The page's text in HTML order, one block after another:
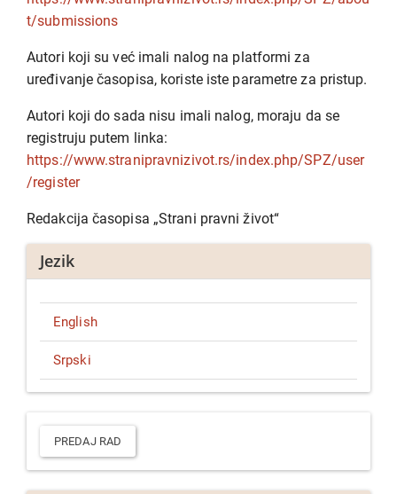
t/submissions
Autori koji su već imali nalog na platformi za
uređivanje časopisa, koriste iste parametre za pristup.
Autori koji do sada nisu imali nalog, moraju da se
registruju putem linka:
https://www.stranipravnizivot.rs/index.php/SPZ/user
/register
Redakcija časopisa „Strani pravni život“
Jezik
English
Srpski
Predaj
radPREDAJ RAD